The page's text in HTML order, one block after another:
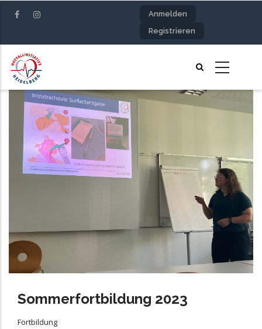
zum
Anmelden
Registrieren
Sommerfortbildung 2023
Fortbildung